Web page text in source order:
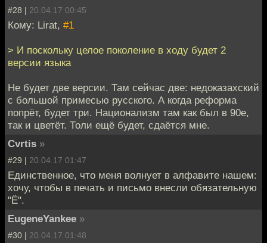
#28 | 20.04.17 00:45
Кому: Lirat, #1
> И поскольку целое поколение в ходу будет 2
версии языка
Не будет две версии. Там сейчас две: недоказахский
с большой примесью русского. А когда реформа
попрёт, будет три. Национализм там как был в 90е,
так и цветёт. Толи ещё будет, сдаётся мне.
Cvrtis »
#29 | 20.04.17 01:47
Единственное, что меня волнует в алфавите нашем:
хочу, чтобы в печать и письмо внесли обязательную
"Ё".
EugeneYankee »
#30 | 20.04.17 01:48